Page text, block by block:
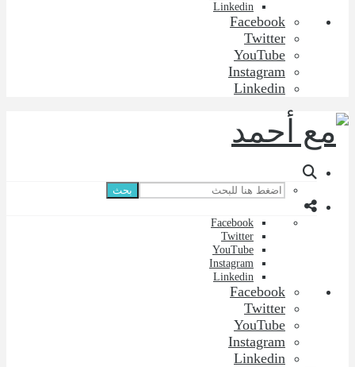
Linkedin
Facebook
Twitter
YouTube
Instagram
Linkedin
بحث
Facebook
Twitter
YouTube
Instagram
Linkedin
Facebook
Twitter
YouTube
Instagram
Linkedin